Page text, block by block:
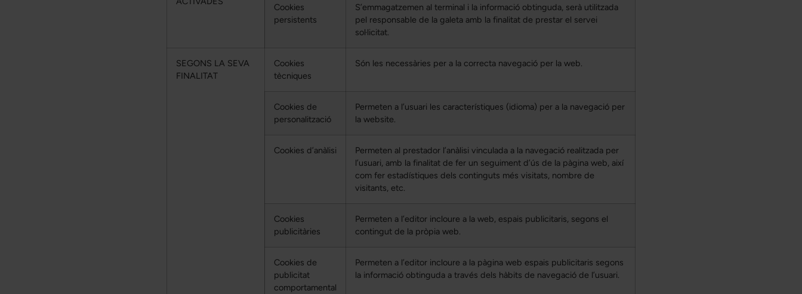
Cookies
persistents
S’emmagatzemen al terminal i la informació obtinguda, serà utilitzada
pel responsable de la galeta amb la finalitat de prestar el servei
sol·licitat.
SEGONS LA SEVA
FINALITAT
Cookies
tècniques
Són les necessàries per a la correcta navegació per la web.
Cookies de
personalització
Permeten a l’usuari les característiques (idioma) per a la navegació per
la website.
Cookies d’anàlisi
Permeten al prestador l’anàlisi vinculada a la navegació realitzada per
l’usuari, amb la finalitat de fer un seguiment d’ús de la pàgina web, així
com fer estadístiques dels continguts més visitats, nombre de
visitants, etc.
Cookies
publicitàries
Permeten a l’editor incloure a la web, espais publicitaris, segons el
contingut de la pròpia web.
Cookies de
publicitat
comportamental
Permeten a l’editor incloure a la pàgina web espais publicitaris segons
la informació obtinguda a través dels hàbits de navegació de l’usuari.